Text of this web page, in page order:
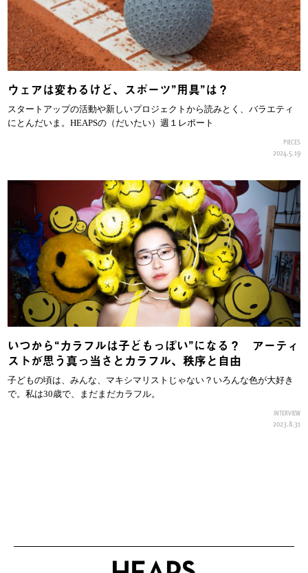
ウェアは変わるけど、スポーツ”用具”は？
スタートアップの活動や新しいプロジェクトから読みとく、バラエティ
にとんだいま。HEAPSの（だいたい）週１レポート
PIECES
2024.5.19
いつから“カラフルは子どもっぽい”になる？ アーティ
ストが思う真っ当さとカラフル、秩序と自由
子どもの頃は、みんな、マキシマリストじゃない？いろんな色が大好き
で。私は30歳で、まだまだカラフル。
INTERVIEW
2023.8.31